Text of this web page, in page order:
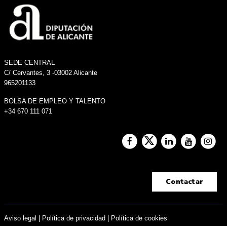
SEDE CENTRAL
C/ Cervantes, 3 -03002 Alicante
965201133
BOLSA DE EMPLEO Y TALENTO
+34 670 111 071
Contactar
Aviso legal | Política de privacidad | Política de cookies